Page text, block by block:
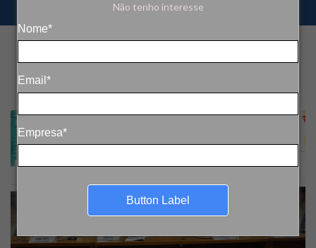
Não tenho interesse
Nome*
Email*
Empresa*
Button Label